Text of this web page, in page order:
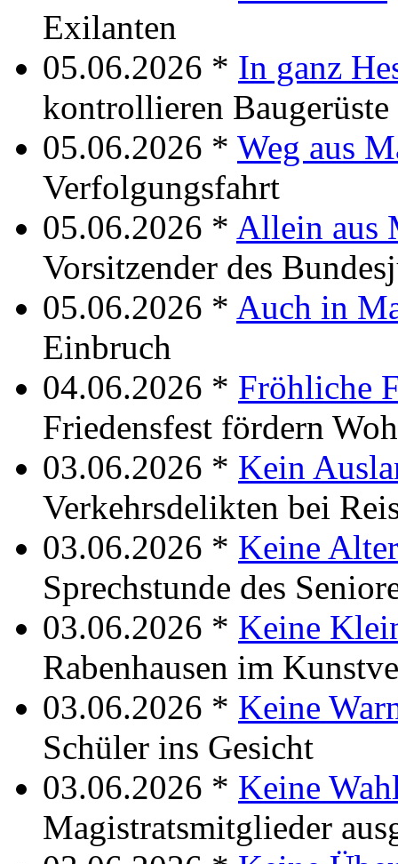
Exilanten
05.06.2026 * In ganz
kontrollieren Baugerüste
05.06.2026 * Weg aus
Verfolgungsfahrt
05.06.2026 * Allein aus
Vorsitzender des
05.06.2026 * Auch in
Einbruch
04.06.2026 * Fröhliche
Friedensfest fördern
03.06.2026 * Kein
Verkehrsdelikten bei
03.06.2026 * Keine
Sprechstunde des
03.06.2026 * Keine
Rabenhausen im
03.06.2026 * Keine
Schüler ins Gesicht
03.06.2026 * Keine
Magistratsmitglieder